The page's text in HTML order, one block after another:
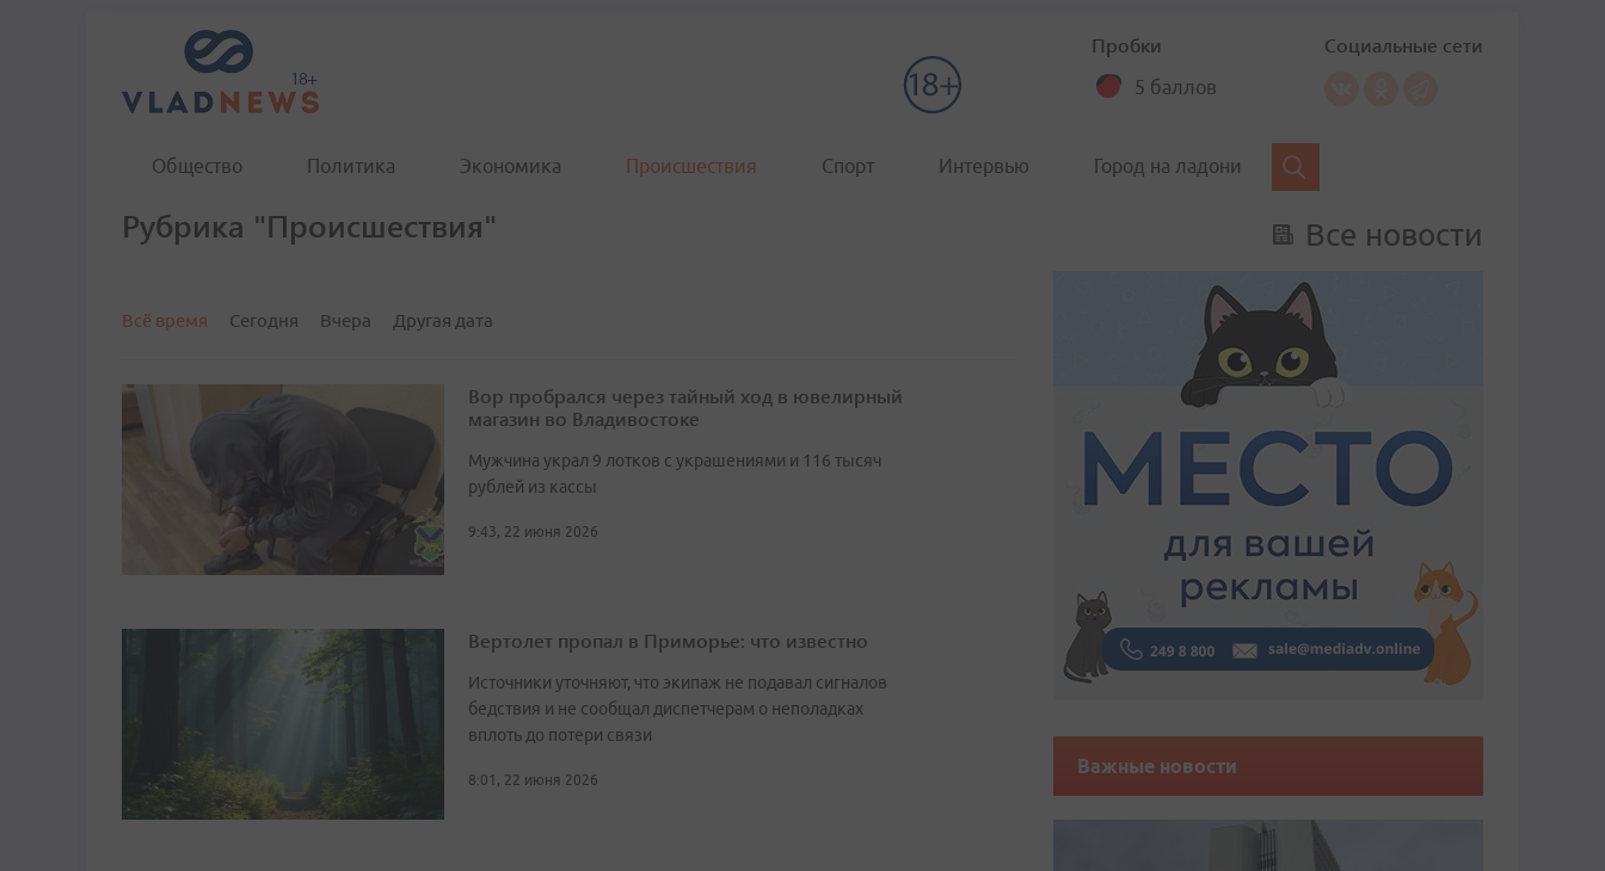
Пробки
5 баллов
Социальные сети
Общество Политика Экономика Происшествия Спорт Интервью Город на ладони
Рубрика "Происшествия" Все новости
Всё время Сегодня Вчера Другая дата
Вор пробрался через тайный ход в ювелирный
магазин во Владивостоке
Мужчина украл 9 лотков с украшениями и 116 тысяч
рублей из кассы
9:43, 22 июня 2026
Вертолет пропал в Приморье: что известно
Источники уточняют, что экипаж не подавал сигналов
бедствия и не сообщал диспетчерам о неполадках
вплоть до потери связи
8:01, 22 июня 2026
Важные новости